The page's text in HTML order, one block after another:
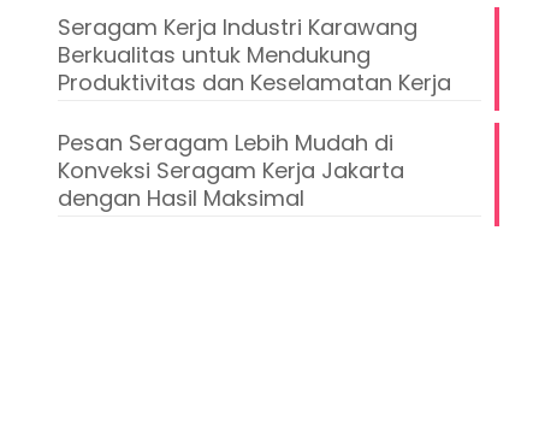
Seragam Kerja Industri Karawang
Berkualitas untuk Mendukung
Produktivitas dan Keselamatan Kerja
Pesan Seragam Lebih Mudah di
Konveksi Seragam Kerja Jakarta
dengan Hasil Maksimal